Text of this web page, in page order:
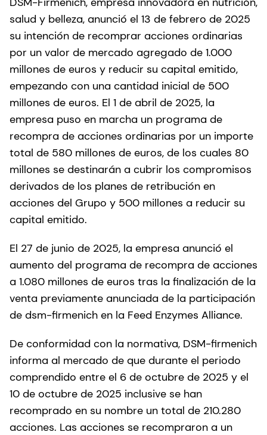
salud y belleza, anunció el 13 de febrero de 2025
su intención de recomprar acciones ordinarias
por un valor de mercado agregado de 1.000
millones de euros y reducir su capital emitido,
empezando con una cantidad inicial de 500
millones de euros. El 1 de abril de 2025, la
empresa puso en marcha un programa de
recompra de acciones ordinarias por un importe
total de 580 millones de euros, de los cuales 80
millones se destinarán a cubrir los compromisos
derivados de los planes de retribución en
acciones del Grupo y 500 millones a reducir su
capital emitido.
El 27 de junio de 2025, la empresa anunció el
aumento del programa de recompra de acciones
a 1.080 millones de euros tras la finalización de la
venta previamente anunciada de la participación
de dsm-firmenich en la Feed Enzymes Alliance.
De conformidad con la normativa, DSM-firmenich
informa al mercado de que durante el periodo
comprendido entre el 6 de octubre de 2025 y el
10 de octubre de 2025 inclusive se han
recomprado en su nombre un total de 210.280
acciones. Las acciones se recompraron a un